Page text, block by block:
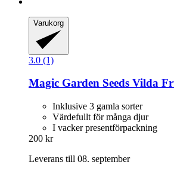
Varukorg
3.0 (1)
Magic Garden Seeds Vilda
Inklusive 3 gamla sorter
Värdefullt för många djur
I vacker presentförpackning
200 kr
Leverans till 08. september